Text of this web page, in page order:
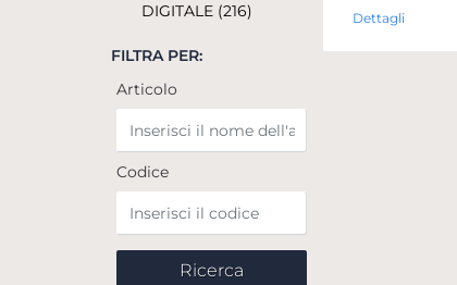
DIGITALE (216)
FILTRA PER:
Articolo
Codice
Dettagli